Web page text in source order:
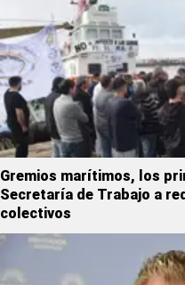
Gremios marítimos, los
Secretaría de Trabajo a
colectivos